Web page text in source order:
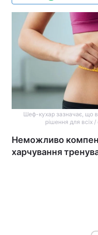
Шеф-кухар зазначає, що в
рішення для всіх
Неможливо
харчування